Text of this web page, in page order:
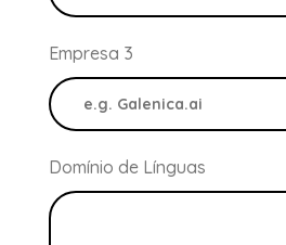
Empresa 3
Domínio de Línguas